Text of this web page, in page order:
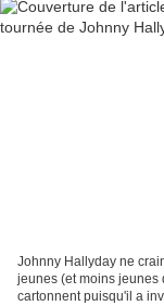
Johnny Hallyday ne
jeunes (et moins jeunes
cartonnent puisqu'il a